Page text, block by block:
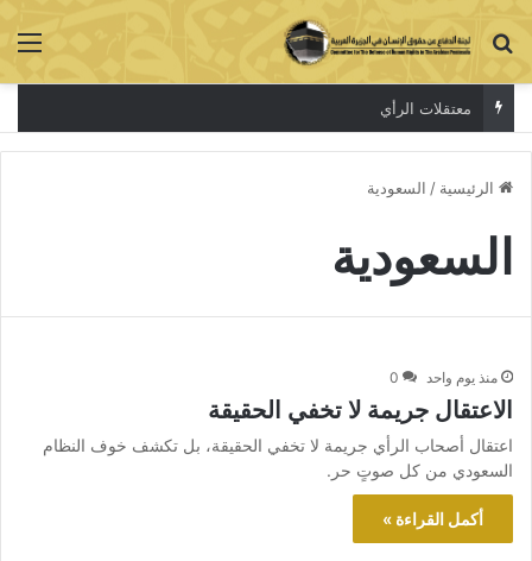
بحث عن
معتقلات الرأي
الرئيسية / السعودية
السعودية
منذ يوم واحد 0
الاعتقال جريمة لا تخفي الحقيقة
اعتقال أصحاب الرأي جريمة لا تخفي الحقيقة، بل تكشف خوف النظام
السعودي من كل صوتٍ حر.
أكمل القراءة »